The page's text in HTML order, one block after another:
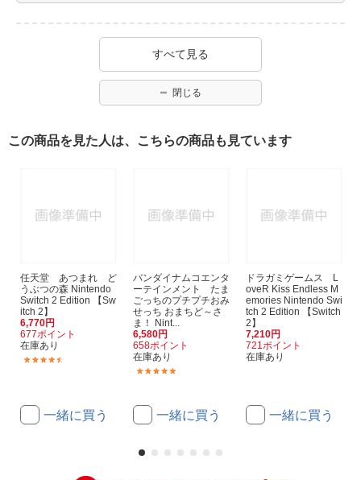
すべて見る
閉じる
この商品を見た人は、こちらの商品も見ています
任天堂 あつまれ ど
うぶつの森 Nintendo
Switch 2 Edition 【Sw
itch 2】
6,770円
677ポイント
在庫あり
一緒に買う
バンダイナムコエンタ
ーテインメント たま
ごっちのプチプチおみ
せっち おまちど～さ
ま！ Nint...
6,580円
658ポイント
在庫あり
一緒に買う
ドラガミゲームス L
oveR Kiss Endless M
emories Nintendo Swi
tch 2 Edition 【Switch
2】
7,210円
721ポイント
在庫あり
一緒に買う